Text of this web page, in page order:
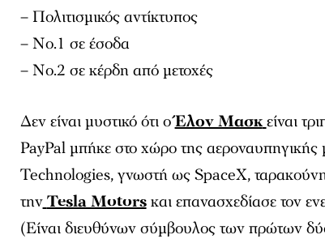
– Πολιτισμικός αντίκτυπος
– Νο.1 σε έσοδα
– Νο.2 σε κέρδη από μετοχές
Δεν είναι μυστικό ότι οΈλον Μασκ είναι
PayPal μπήκε στο χώρο της
Technologies, γνωστή ως SpaceX,
την Tesla Motorsκαι επανασχεδίασε τον
(Είναι διευθύνων σύμβουλος των πρώτων